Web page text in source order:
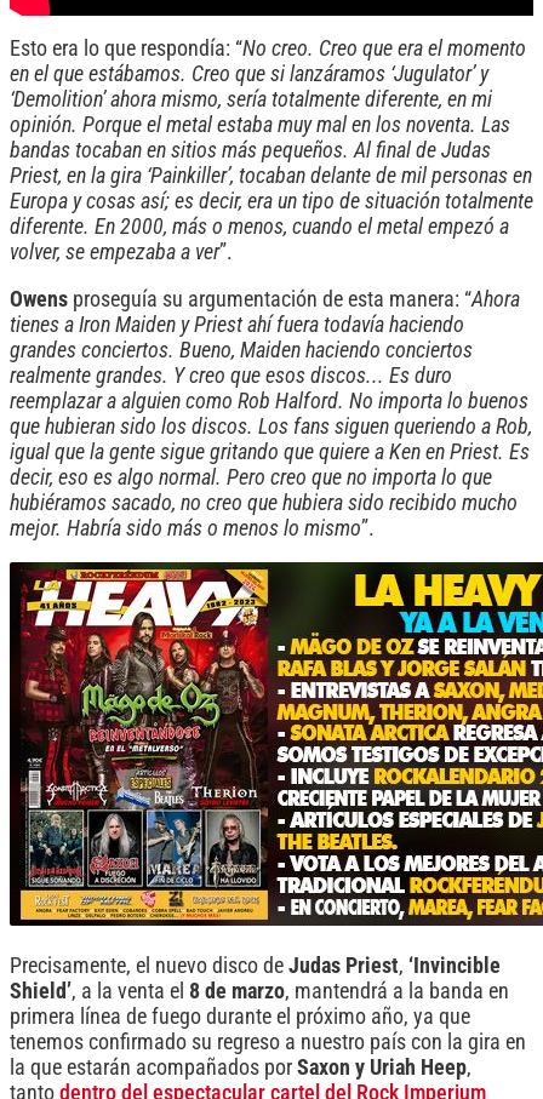
Esto era lo que respondía: “No creo. Creo que era el momento
en el que estábamos. Creo que si lanzáramos ‘Jugulator’ y
‘Demolition’ ahora mismo, sería totalmente diferente, en mi
opinión. Porque el metal estaba muy mal en los noventa. Las
bandas tocaban en sitios más pequeños. Al final de Judas
Priest, en la gira ‘Painkiller’, tocaban delante de mil personas en
Europa y cosas así; es decir, era un tipo de situación totalmente
diferente. En 2000, más o menos, cuando el metal empezó a
volver, se empezaba a ver”.
Owens proseguía su argumentación de esta manera: “Ahora
tienes a Iron Maiden y Priest ahí fuera todavía haciendo
grandes conciertos. Bueno, Maiden haciendo conciertos
realmente grandes. Y creo que esos discos... Es duro
reemplazar a alguien como Rob Halford. No importa lo buenos
que hubieran sido los discos. Los fans siguen queriendo a Rob,
igual que la gente sigue gritando que quiere a Ken en Priest. Es
decir, eso es algo normal. Pero creo que no importa lo que
hubiéramos sacado, no creo que hubiera sido recibido mucho
mejor. Habría sido más o menos lo mismo”.
Precisamente, el nuevo disco de Judas Priest, ‘Invincible
Shield’, a la venta el 8 de marzo, mantendrá a la banda en
primera línea de fuego durante el próximo año, ya que
tenemos confirmado su regreso a nuestro país con la gira en
la que estarán acompañados por Saxon y Uriah Heep,
tanto dentro del espectacular cartel del Rock Imperium